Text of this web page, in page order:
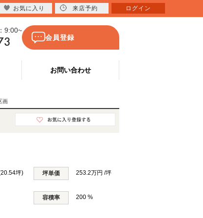
9:00~
会員登録
お問い合わせ
画
坪) 坪単価 253.2万円 /坪
容積率 200 %
お気に入り 来店予約 ログイン